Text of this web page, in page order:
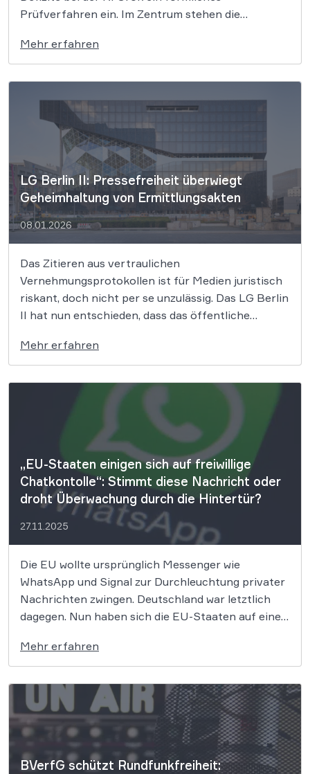
Prüfverfahren ein. Im Zentrum stehen die
Deepfakes sowie eklatante Verstöße gegen den
DSA, die das Geschäftsmodell von Elon Musk nun
existenziell bedrohen könnten. Die Europäische […]
Mehr erfahren
LG Berlin II: Pressefreiheit überwiegt
Geheimhaltung von Ermittlungsakten
08.01.2026
Das Zitieren aus vertraulichen
Vernehmungsprotokollen ist für Medien juristisch
riskant, doch nicht per se unzulässig. Das LG Berlin
II hat nun entschieden, dass das öffentliche
schwerer wiegt als die Vertraulichkeit
strafrechtlicher Ermittlungsakten. In einer für die
Pressefreiheit signifikanten Eilentscheidung hat
das Landgericht (LG) Berlin II […]
Mehr erfahren
„EU-Staaten einigen sich auf freiwillige
Chatkontolle“: Stimmt diese Nachricht oder
droht Überwachung durch die Hintertür?
27.11.2025
Die EU wollte ursprünglich Messenger wie
WhatsApp und Signal zur Durchleuchtung privater
Nachrichten zwingen. Deutschland war letztlich
dagegen. Nun haben sich die EU-Staaten auf einen
Freiwilligkeit statt auf staatliche Verpflichtungen
setzt. Doch Experten warnen: Der neue Entwurf
könnte schlimmere Auswirkungen haben als der
alte. Offiziell […]
Mehr erfahren
BVerfG schützt Rundfunkfreiheit: